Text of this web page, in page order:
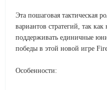
Эта пошаговая тактическая
вариантов стратегий, так
поддерживать единичные
победы в этой новой игре
Особенности: